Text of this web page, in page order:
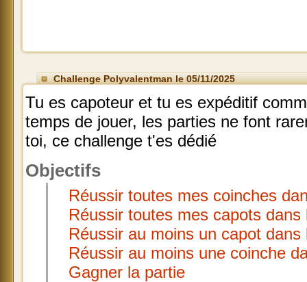
Challenge Polyvalentman le 05/11/2025
Tu es capoteur et tu es expéditif
temps de jouer, les parties ne font
toi, ce challenge t'es dédié
Objectifs
Réussir toutes mes coinches
Réussir toutes mes capots
Réussir au moins un capot
Réussir au moins une coinche
Gagner la partie